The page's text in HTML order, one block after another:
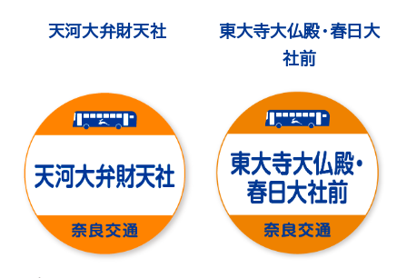
天河大弁財天社
東大寺大仏殿・春日大
社前